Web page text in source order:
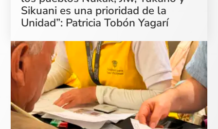
Sikuani es una prioridad de la
Unidad”: Patricia Tobón Yagarí